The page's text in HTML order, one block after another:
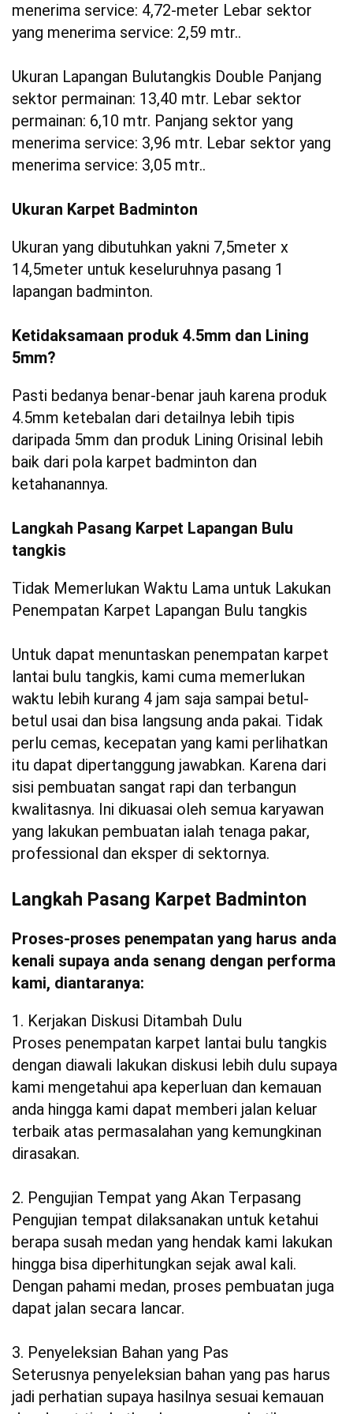
menerima service: 4,72-meter Lebar sektor
yang menerima service: 2,59 mtr..
Ukuran Lapangan Bulutangkis Double Panjang
sektor permainan: 13,40 mtr. Lebar sektor
permainan: 6,10 mtr. Panjang sektor yang
menerima service: 3,96 mtr. Lebar sektor yang
menerima service: 3,05 mtr..
Ukuran Karpet Badminton
Ukuran yang dibutuhkan yakni 7,5meter x
14,5meter untuk keseluruhnya pasang 1
lapangan badminton.
Ketidaksamaan produk 4.5mm dan Lining
5mm?
Pasti bedanya benar-benar jauh karena produk
4.5mm ketebalan dari detailnya lebih tipis
daripada 5mm dan produk Lining Orisinal lebih
baik dari pola karpet badminton dan
ketahanannya.
Langkah Pasang Karpet Lapangan Bulu
tangkis
Tidak Memerlukan Waktu Lama untuk Lakukan
Penempatan Karpet Lapangan Bulu tangkis
Untuk dapat menuntaskan penempatan karpet
lantai bulu tangkis, kami cuma memerlukan
waktu lebih kurang 4 jam saja sampai betul-
betul usai dan bisa langsung anda pakai. Tidak
perlu cemas, kecepatan yang kami perlihatkan
itu dapat dipertanggung jawabkan. Karena dari
sisi pembuatan sangat rapi dan terbangun
kwalitasnya. Ini dikuasai oleh semua karyawan
yang lakukan pembuatan ialah tenaga pakar,
professional dan eksper di sektornya.
Langkah Pasang Karpet Badminton
Proses-proses penempatan yang harus anda
kenali supaya anda senang dengan performa
kami, diantaranya:
1. Kerjakan Diskusi Ditambah Dulu
Proses penempatan karpet lantai bulu tangkis
dengan diawali lakukan diskusi lebih dulu supaya
kami mengetahui apa keperluan dan kemauan
anda hingga kami dapat memberi jalan keluar
terbaik atas permasalahan yang kemungkinan
dirasakan.
2. Pengujian Tempat yang Akan Terpasang
Pengujian tempat dilaksanakan untuk ketahui
berapa susah medan yang hendak kami lakukan
hingga bisa diperhitungkan sejak awal kali.
Dengan pahami medan, proses pembuatan juga
dapat jalan secara lancar.
3. Penyeleksian Bahan yang Pas
Seterusnya penyeleksian bahan yang pas harus
jadi perhatian supaya hasilnya sesuai kemauan